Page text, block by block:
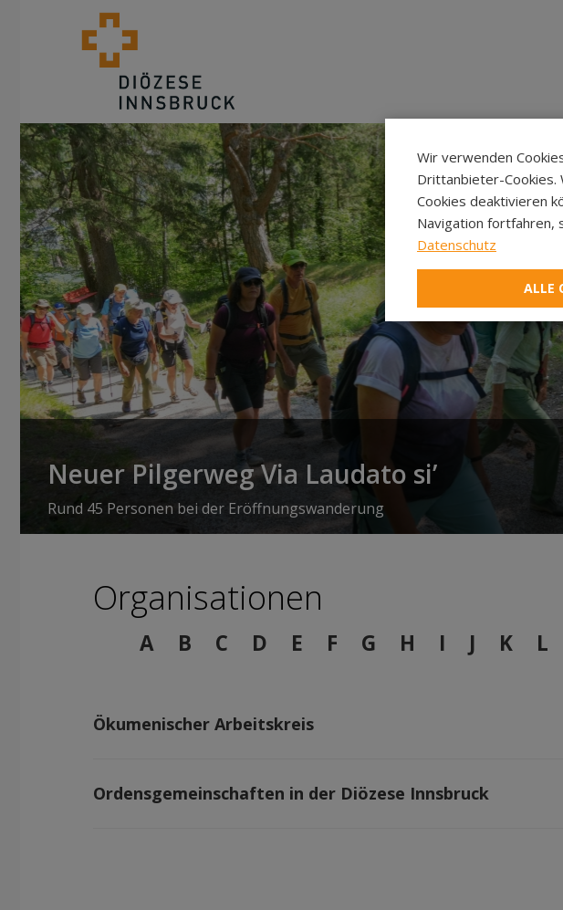
Neuer Pilgerweg Via Laudato si’
Rund 45 Personen bei der Eröffnungswanderung
Organisationen
A B C D E F G H I J K L
Ökumenischer Arbeitskreis
Ordensgemeinschaften in der Diözese Innsbruck
Wir verwenden
Drittanbieter-Cookies.
Cookies deaktivieren
Navigation fortfahren,
Datenschutz
ALLE